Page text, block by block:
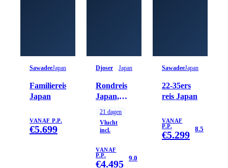
SawadeeJapan
Familiereis
Japan
VANAF P.P.
€5.699
Djoser Japan
Rondreis
Japan,
dagen
21 dagen
Vlucht
incl.
VANAF
P.P.
€4.495 9.0
SawadeeJapan
22-35ers
reis Japan
VANAF
P.P.
€5.299 8.5